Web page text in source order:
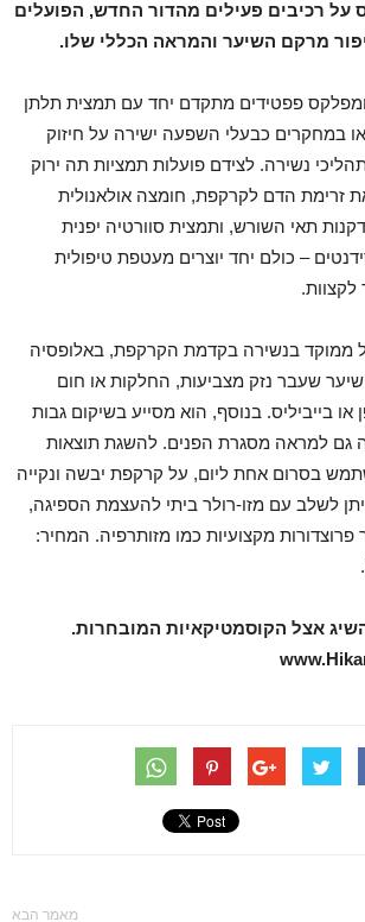
על רכיבים פעילים מהדור החדש, הפועלים
מרקם השיער והמראה הכללי שלו.
פפטידים מתקדם יחד עם תמצית תלתן
במחקרים כבעלי השפעה ישירה על חיזוק
נשירה. לצידם פועלות תמציות תה ירוק
זרימת הדם לקרקפת, חומצה אולאנולית
תאי השורש, ותמצית סוורטיה יפנית
– כולם יחד יוצרים מעטפת טיפולית
ממוקד בנשירה בקדמת הקרקפת, באלופסיה
שעבר נזק מצביעות, החלקות או חום
או בייביליס. בנוסף, הוא מסייע בשיקום גבות
גם למראה מסגרת הפנים. להשגת תוצאות
בסרום אחת ליום, על קרקפת יבשה ונקייה
ניתן לשלב עם מזו-רולר ביתי להעצמת הספיגה,
מקצועיות כמו מזותרפיה. המחיר:
אצל הקוסמטיקאיות המובחרות.
מאמר הבא